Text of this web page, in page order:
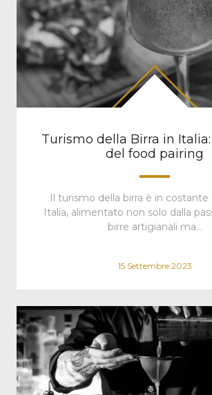
Turismo della Birra in
del food pairing
Il turismo della birra è in costante
Italia, alimentato non solo dalla
birre artigianali ma…
15 Settembre 2023